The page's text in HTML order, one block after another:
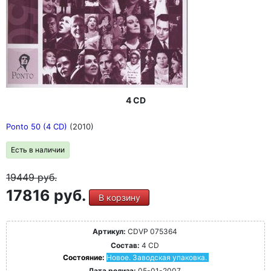
4 CD
Ponto 50 (4 CD) (2010)
Есть в наличии
19449руб.
17816 руб. В корзину
Артикул: CDVP 075364
Состав: 4 CD
Состояние: Новое. Заводская упаковка.